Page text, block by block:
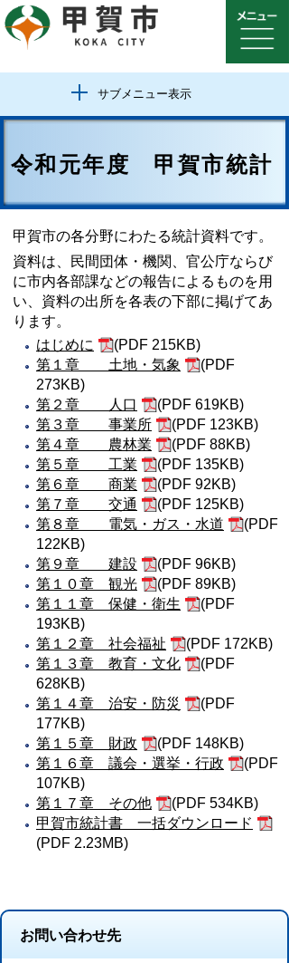
サブメニュー表示
令和元年度 甲賀市統計
甲賀市の各分野にわたる統計資料です。
資料は、民間団体・機関、官公庁ならび
に市内各部課などの報告によるものを用
い、資料の出所を各表の下部に掲げてあ
ります。
はじめに
(PDF 215KB)
第１章 土地・気象
(PDF
273KB)
第２章 人口
(PDF 619KB)
第３章 事業所
(PDF 123KB)
第４章 農林業
(PDF 88KB)
第５章 工業
(PDF 135KB)
第６章 商業
(PDF 92KB)
第７章 交通
(PDF 125KB)
第８章 電気・ガス・水道
(PDF
122KB)
第９章 建設
(PDF 96KB)
第１０章 観光
(PDF 89KB)
第１１章 保健・衛生
(PDF
193KB)
第１２章 社会福祉
(PDF 172KB)
第１３章 教育・文化
(PDF
628KB)
第１４章 治安・防災
(PDF
177KB)
第１５章 財政
(PDF 148KB)
第１６章 議会・選挙・行政
(PDF
107KB)
第１７章 その他
(PDF 534KB)
甲賀市統計書 一括ダウンロード
(PDF 2.23MB)
お問い合わせ先